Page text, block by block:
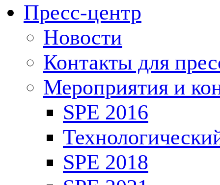
Пресс-центр
Новости
Контакты для
Мероприятия и
SPE 2016
SPE 2018